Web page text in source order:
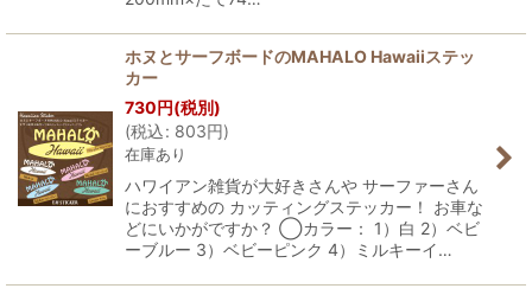
ホヌとサーフボードのMAHALO Hawaiiステッ
カー
730円(税別)
(税込: 803円)
在庫あり
ハワイアン雑貨が大好きさんや サーファーさん
におすすめの カッティングステッカー！ お車な
どにいかがですか？ ◯カラー： 1）白 2）ベビ
ーブルー 3）ベビーピンク 4）ミルキーイ…